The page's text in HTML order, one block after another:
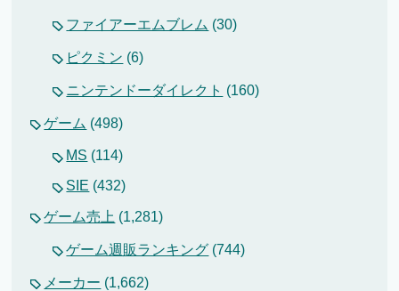
ファイアーエムブレム (30)
ピクミン (6)
ニンテンドーダイレクト (160)
ゲーム (498)
MS (114)
SIE (432)
ゲーム売上 (1,281)
ゲーム週販ランキング (744)
メーカー (1,662)